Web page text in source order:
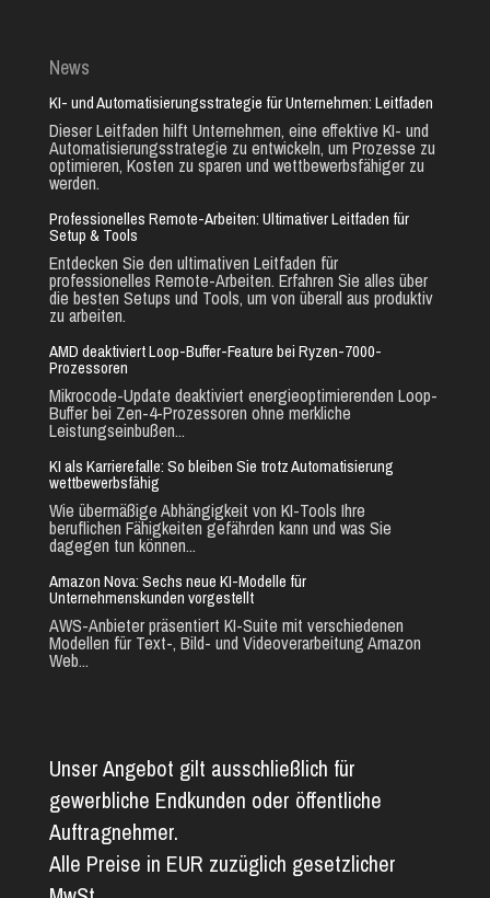
News
KI- und Automatisierungsstrategie für Unternehmen: Leitfaden
Dieser Leitfaden hilft Unternehmen, eine effektive KI- und
Automatisierungsstrategie zu entwickeln, um Prozesse zu
optimieren, Kosten zu sparen und wettbewerbsfähiger zu
werden.
Professionelles Remote-Arbeiten: Ultimativer Leitfaden für
Setup & Tools
Entdecken Sie den ultimativen Leitfaden für
professionelles Remote-Arbeiten. Erfahren Sie alles über
die besten Setups und Tools, um von überall aus produktiv
zu arbeiten.
AMD deaktiviert Loop-Buffer-Feature bei Ryzen-7000-
Prozessoren
Mikrocode-Update deaktiviert energieoptimierenden Loop-
Buffer bei Zen-4-Prozessoren ohne merkliche
Leistungseinbußen...
KI als Karrierefalle: So bleiben Sie trotz Automatisierung
wettbewerbsfähig
Wie übermäßige Abhängigkeit von KI-Tools Ihre
beruflichen Fähigkeiten gefährden kann und was Sie
dagegen tun können...
Amazon Nova: Sechs neue KI-Modelle für
Unternehmenskunden vorgestellt
AWS-Anbieter präsentiert KI-Suite mit verschiedenen
Modellen für Text-, Bild- und Videoverarbeitung Amazon
Web...
Unser Angebot gilt ausschließlich für
gewerbliche Endkunden oder öffentliche
Auftragnehmer.
Alle Preise in EUR zuzüglich gesetzlicher